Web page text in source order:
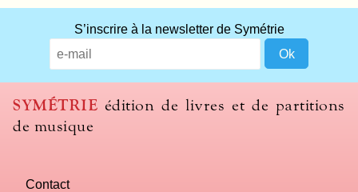
S’inscrire à la newsletter de Symétrie
SYMÉTRIE édition de livres et de partitions
de musique
Contact